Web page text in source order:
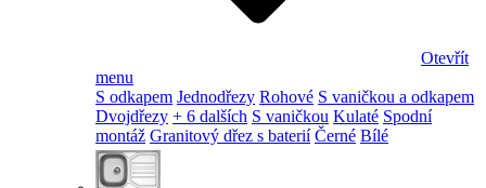
Otevřít
menu
S odkapem Jednodřezy Rohové S vaničkou a odkapem
Dvojdřezy + 6 dalších S vaničkou Kulaté Spodní
montáž Granitový dřez s baterií Černé Bílé